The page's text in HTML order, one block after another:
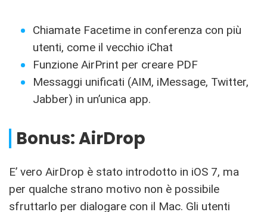
Chiamate Facetime in conferenza con più
utenti, come il vecchio iChat
Funzione AirPrint per creare PDF
Messaggi unificati (AIM, iMessage, Twitter,
Jabber) in un’unica app.
Bonus: AirDrop
E’ vero AirDrop è stato introdotto in iOS 7, ma
per qualche strano motivo non è possibile
sfruttarlo per dialogare con il Mac. Gli utenti